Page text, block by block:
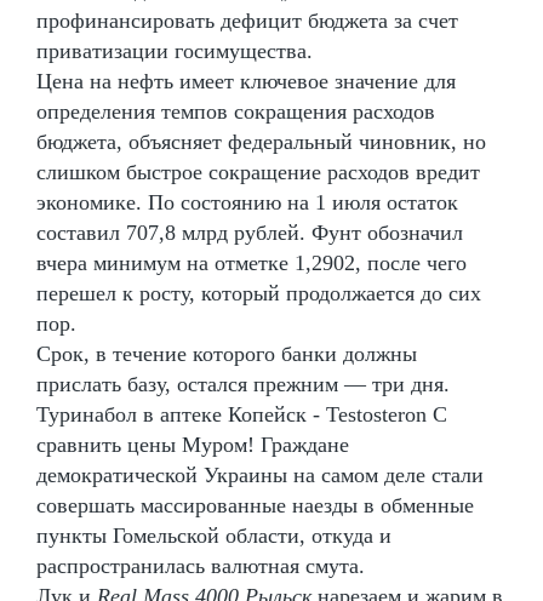
профинансировать дефицит бюджета за счет
приватизации госимущества.
Цена на нефть имеет ключевое значение для
определения темпов сокращения расходов
бюджета, объясняет федеральный чиновник, но
слишком быстрое сокращение расходов вредит
экономике. По состоянию на 1 июля остаток
составил 707,8 млрд рублей. Фунт обозначил
вчера минимум на отметке 1,2902, после чего
перешел к росту, который продолжается до сих
пор.
Срок, в течение которого банки должны
прислать базу, остался прежним — три дня.
Туринабол в аптеке Копейск - Testosteron C
сравнить цены Муром! Граждане
демократической Украины на самом деле стали
совершать массированные наезды в обменные
пункты Гомельской области, откуда и
распространилась валютная смута.